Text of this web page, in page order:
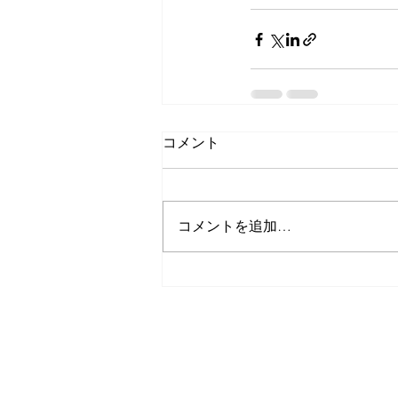
コメント
コメントを追加…